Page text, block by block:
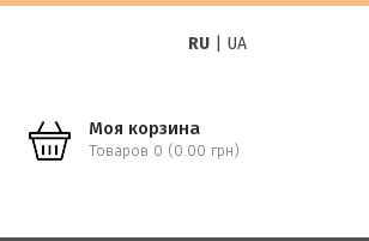
RU| UA
Моя корзина
Товаров 0 (0.00 грн)